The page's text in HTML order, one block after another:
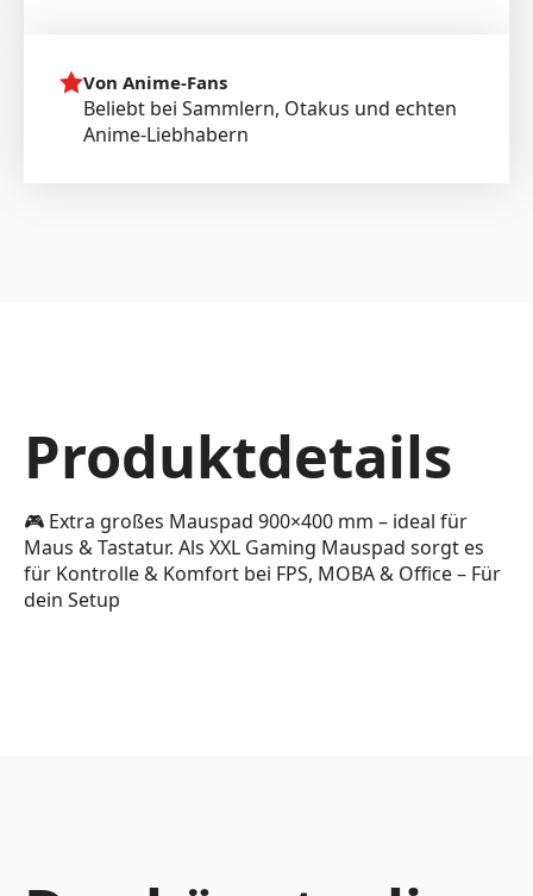
Von Anime-Fans
Beliebt bei Sammlern, Otakus und echten
Anime-Liebhabern
Produktdetails
🎮 Extra großes Mauspad 900×400 mm – ideal für
Maus & Tastatur. Als XXL Gaming Mauspad sorgt es
für Kontrolle & Komfort bei FPS, MOBA & Office – Für
dein Setup